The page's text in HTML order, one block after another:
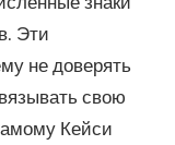
Эти
не доверять
свою
Кейси